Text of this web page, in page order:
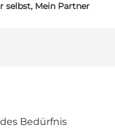
selbst, Mein Partner
Bedürfnis